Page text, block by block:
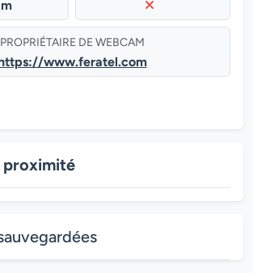
PROPRIÉTAIRE DE WEBCAM
www.feratel.com
proximité